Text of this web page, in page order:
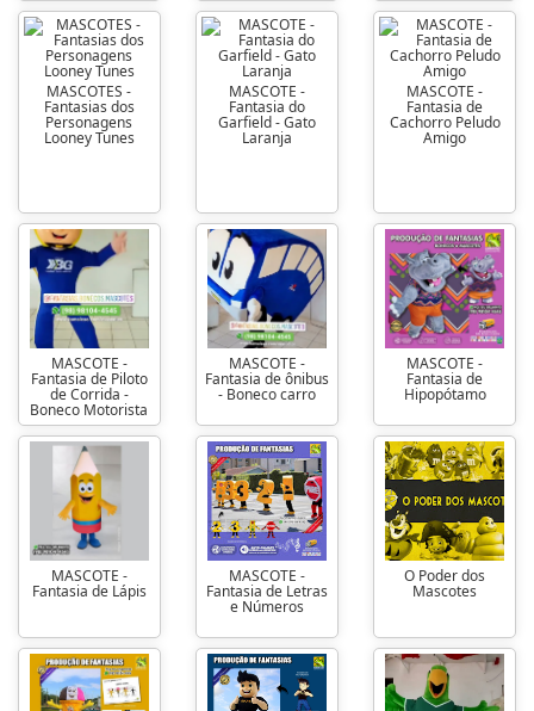
MASCOTES -
Fantasias dos
Personagens
Looney Tunes
MASCOTE -
Fantasia do
Garfield - Gato
Laranja
MASCOTE -
Fantasia de
Cachorro Peludo
Amigo
MASCOTE -
Fantasia de Piloto
de Corrida -
Boneco Motorista
MASCOTE -
Fantasia de ônibus
- Boneco carro
MASCOTE -
Fantasia de
Hipopótamo
MASCOTE -
Fantasia de Lápis
MASCOTE -
Fantasia de Letras
e Números
O Poder dos
Mascotes